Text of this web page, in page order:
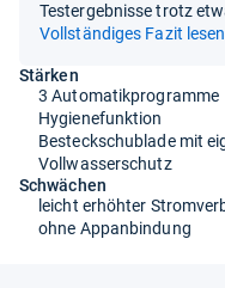
Testergebnisse trotz
Vollständiges Fazit lesen
Stärken
3 Automatikprogramme
Hygienefunktion
Besteckschublade mit
Vollwasserschutz
Schwächen
leicht erhöhter
ohne Appanbindung